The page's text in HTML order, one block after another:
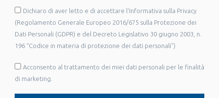
Dichiaro di aver letto e di accettare l'Informativa sulla Privacy
(Regolamento Generale Europeo 2016/675 sulla Protezione dei
Dati Personali (GDPR) e del Decreto Legislativo 30 giugno 2003, n.
196 “Codice in materia di protezione dei dati personali”)
Acconsento al trattamento dei miei dati personali per le finalità
di marketing.